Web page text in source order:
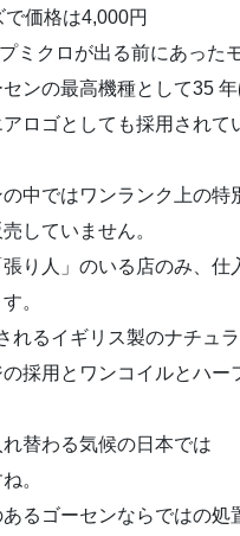
価格は4,000円
ミクロが出る前にあった
ンの最高機種として35
ロゴとしても採用され
中ではワンランク上の特
していません。
り人」のいる店のみ、仕
。
るイギリス製のナチュラ
採用とワンコイルとハー
替わる気候の日本では
。
るゴーセンならではの処